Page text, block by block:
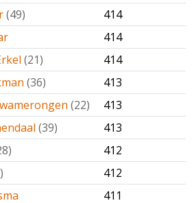
(49)
414
414
(21)
414
(36)
413
(22)
413
(39)
413
412
412
411